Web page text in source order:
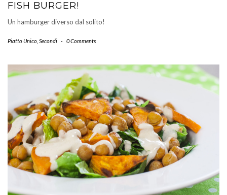
FISH BURGER!
Un hamburger diverso dal solito!
Piatto Unico Secondi - 0 Comments